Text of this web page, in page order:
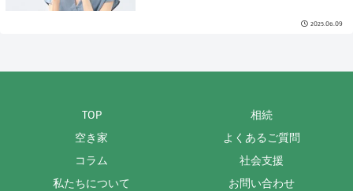
2025.06.09
TOP
相続
空き家
よくあるご質問
コラム
社会支援
私たちについて
お問い合わせ